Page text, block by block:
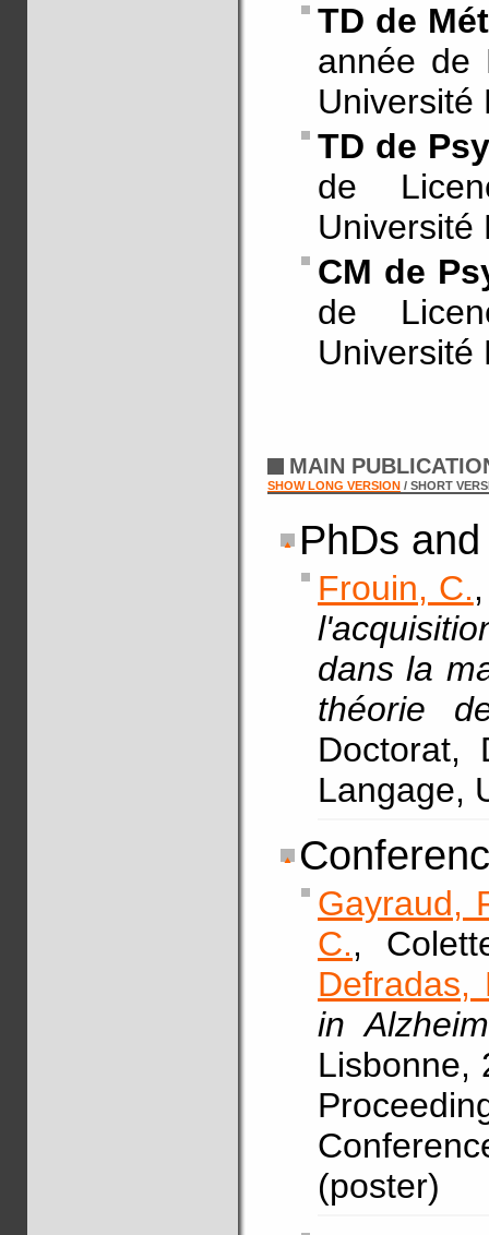
TD de
année de
Université
TD de
de
Université
CM de
de
Université
MAIN
SHOW LONG VERSION / SHORT
PhDs
Frouin, C.
dans la
théorie
Doctorat,
Langage,
Gayraud,
C.,
Defradas,
in
Lisbonne,
(poster)